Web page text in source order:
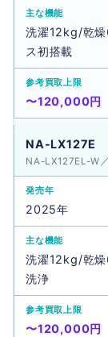
洗濯12kg/乾燥
ス初搭載
〜120,000円
NA-LX127E
NA-LX127EL-W
2025年
洗濯12kg/乾燥
洗浄
〜120,000円